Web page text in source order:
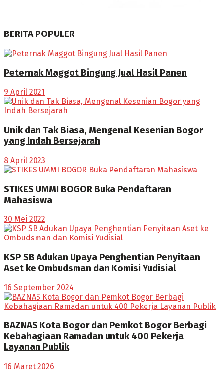
BERITA POPULER
Peternak Maggot Bingung Jual Hasil Panen
9 April 2021
Unik dan Tak Biasa, Mengenal Kesenian Bogor
yang Indah Bersejarah
8 April 2023
STIKES UMMI BOGOR Buka Pendaftaran
Mahasiswa
30 Mei 2022
KSP SB Adukan Upaya Penghentian Penyitaan
Aset ke Ombudsman dan Komisi Yudisial
16 September 2024
BAZNAS Kota Bogor dan Pemkot Bogor Berbagi
Kebahagiaan Ramadan untuk 400 Pekerja
Layanan Publik
16 Maret 2026